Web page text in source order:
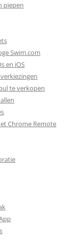
piepen
Swim.com
en iOS
te verkopen
Chrome Remote